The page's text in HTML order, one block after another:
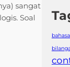
sangat
Soal